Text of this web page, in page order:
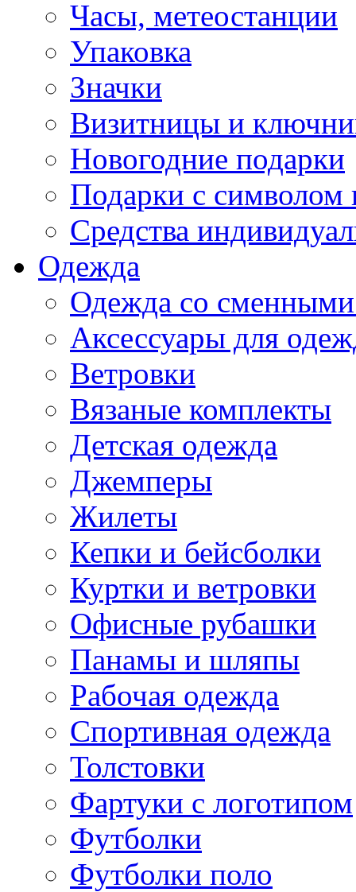
Часы, метеостанции
Упаковка
Значки
Визитницы и
Новогодние подарки
Подарки с символом
Средства
Одежда
Одежда со сменными
Аксессуары для
Ветровки
Вязаные комплекты
Детская одежда
Джемперы
Жилеты
Кепки и бейсболки
Куртки и ветровки
Офисные рубашки
Панамы и шляпы
Рабочая одежда
Спортивная одежда
Толстовки
Фартуки с логотипом
Футболки
Футболки поло